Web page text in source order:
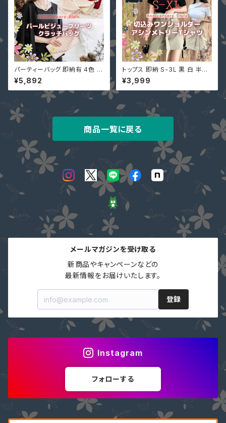
パーティーバッグ 即納有 4色 大
きめバッグ パーティバッグ レディ
ースバッグ クラッチバッグ YJ-B
55166 3WAY ベージュ ブラッ
ク 黒 ピンク ワインレッド 赤
¥5,892
トップス 即納 S-3L 黒 白 半袖
長袖 Ｔシャツ オフショルダー ス
リム 無地 韓国風 セクシー 724
0206 肩出し カットソー レディ
ース ブラック ホワイト 切込み
¥3,999
商品一覧に戻る
メールマガジンを受け取る
新商品やキャンペーンなどの
最新情報をお届けいたします。
登録
Instagram
フォローする